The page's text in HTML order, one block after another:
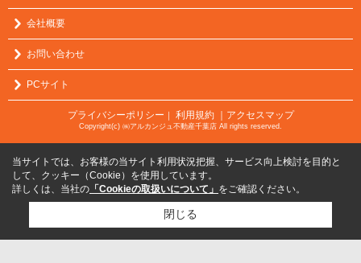
会社概要
お問い合わせ
PCサイト
プライバシーポリシー 利用規約 ｜アクセスマップ
Copyright(c) ㈱アルカンジュ不動産千葉店 All rights reserved.
当サイトでは、お客様の当サイト利用状況把握、サービス向上検討を目的と
して、クッキー（Cookie）を使用しています。
詳しくは、当社の 「Cookieの取扱いについて」 をご確認ください。
閉じる